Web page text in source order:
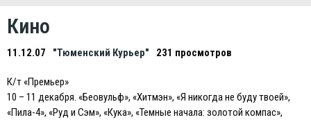
Кино
11.12.07 "Тюменский Курьер" 231 просмотров
К/т «Премьер»
10 – 11 декабря. «Беовульф», «Хитмэн», «Я никогда не буду твоей»,
«Пила-4», «Руд и Сэм», «Кука», «Темные начала: золотой компас»,